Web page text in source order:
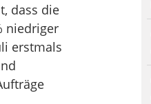
dass die
niedriger
erstmals